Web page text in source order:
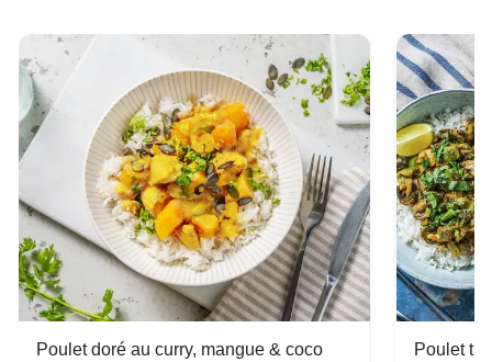
Poulet doré au curry, mangue & coco Poulet